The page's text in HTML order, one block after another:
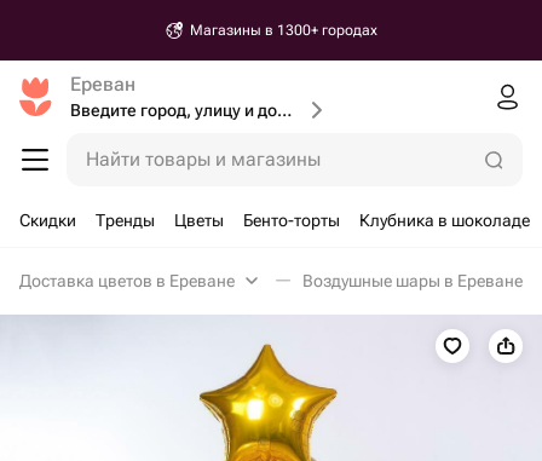
Магазины в 1300+ городах
Ереван
Введите город, улицу и дом доставки
Найти товары и магазины
Скидки Тренды Цветы Бенто-торты Клубника в шоколаде
Доставка цветов в Ереване Воздушные шары в Ереване